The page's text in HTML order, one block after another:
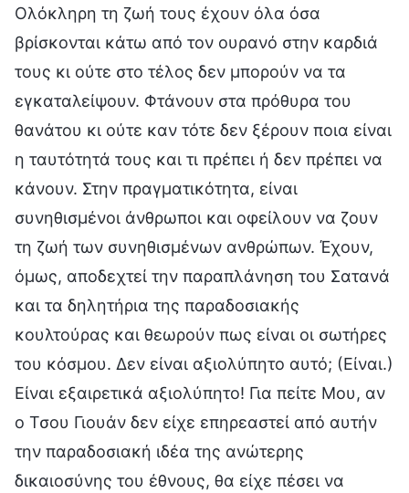
Ολόκληρη τη ζωή τους έχουν όλα όσα
βρίσκονται κάτω από τον ουρανό στην καρδιά
τους κι ούτε στο τέλος δεν μπορούν να τα
εγκαταλείψουν. Φτάνουν στα πρόθυρα του
θανάτου κι ούτε καν τότε δεν ξέρουν ποια είναι
η ταυτότητά τους και τι πρέπει ή δεν πρέπει να
κάνουν. Στην πραγματικότητα, είναι
συνηθισμένοι άνθρωποι και οφείλουν να ζουν
τη ζωή των συνηθισμένων ανθρώπων. Έχουν,
όμως, αποδεχτεί την παραπλάνηση του Σατανά
και τα δηλητήρια της παραδοσιακής
κουλτούρας και θεωρούν πως είναι οι σωτήρες
του κόσμου. Δεν είναι αξιολύπητο αυτό; (Είναι.)
Είναι εξαιρετικά αξιολύπητο! Για πείτε Μου, αν
ο Τσου Γιουάν δεν είχε επηρεαστεί από αυτήν
την παραδοσιακή ιδέα της ανώτερης
δικαιοσύνης του έθνους, θα είχε πέσει να